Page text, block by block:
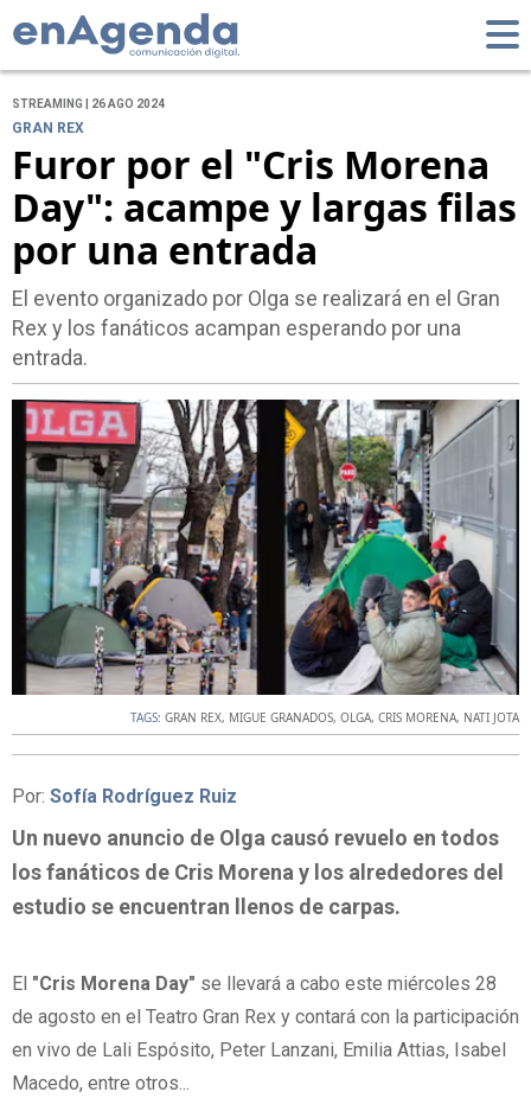
STREAMING | 26 AGO 2024
GRAN REX
Furor por el "Cris Morena
Day": acampe y largas filas
por una entrada
El evento organizado por Olga se realizará en el Gran
Rex y los fanáticos acampan esperando por una
entrada.
TAGS: GRAN REX, MIGUE GRANADOS, OLGA, CRIS MORENA, NATI JOTA
Por: Sofía Rodríguez Ruiz
Un nuevo anuncio de Olga causó revuelo en todos
los fanáticos de Cris Morena y los alrededores del
estudio se encuentran llenos de carpas.
El "Cris Morena Day" se llevará a cabo este miércoles 28
de agosto en el Teatro Gran Rex y contará con la participación
en vivo de Lali Espósito, Peter Lanzani, Emilia Attias, Isabel
Macedo, entre otros...